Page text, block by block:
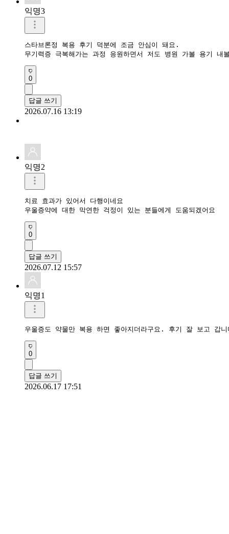
익명3
스타브론정 복용 후기 덕분에 조금 안심이 돼요.
무기력증 극복해가는 과정 응원하면서 저도 병원 가볼 용기 내
0
답글 쓰기
2026.07.16 13:19
익명2
치료 효과가 있어서 다행이네요
우울증약에 대한 막연한 걱정이 있는 분들에게 도움되겠어요
0
답글 쓰기
2026.07.12 15:57
익명1
우울증도 약물만 복용 하면 좋아지더라구요. 후기 잘 보고 갑
0
답글 쓰기
2026.06.17 17:51